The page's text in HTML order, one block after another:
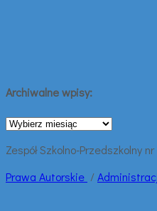
Archiwalne wpisy:
Archiwalne
Zespół Szkolno-Przedszkolny
Prawa Autorskie /